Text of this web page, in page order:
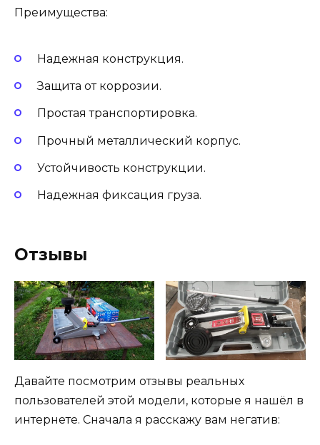
Преимущества:
Надежная конструкция.
Защита от коррозии.
Простая транспортировка.
Прочный металлический корпус.
Устойчивость конструкции.
Надежная фиксация груза.
Отзывы
Давайте посмотрим отзывы реальных
пользователей этой модели, которые я нашёл в
интернете. Сначала я расскажу вам негатив: